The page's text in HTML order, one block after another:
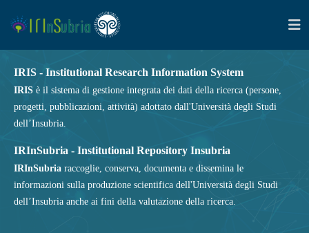
IRIS - Institutional Research Information System
IRIS è il sistema di gestione integrata dei dati della ricerca (persone,
progetti, pubblicazioni, attività) adottato dall'Università degli Studi
dell’Insubria.
IRInSubria - Institutional Repository Insubria
IRInSubria raccoglie, conserva, documenta e dissemina le
informazioni sulla produzione scientifica dell'Università degli Studi
dell’Insubria anche ai fini della valutazione della ricerca.